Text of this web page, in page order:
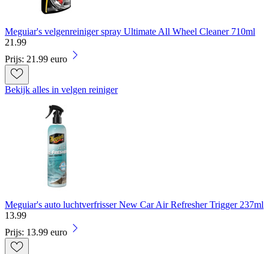
Meguiar's velgenreiniger spray Ultimate All Wheel Cleaner 710ml
21 .99
Prijs: 21.99 euro
Bekijk alles in velgen reiniger
Meguiar's auto luchtverfrisser New Car Air Refresher Trigger 237ml
13.99
Prijs: 13.99 euro